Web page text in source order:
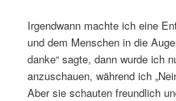
Irgendwann machte ich eine
und dem Menschen in die
danke“ sagte, dann wurde ich
anzuschauen, während ich
Aber sie schauten freundlich